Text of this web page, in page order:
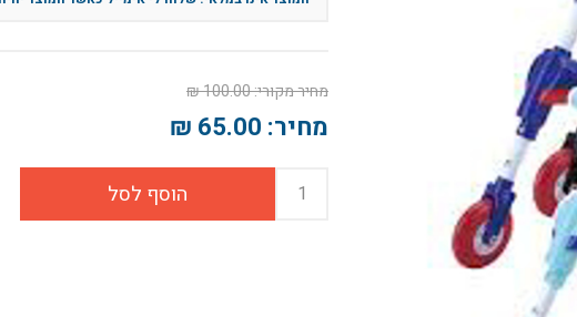
מחיר מקורי:100.00 ₪
מחיר: 65.00 ₪